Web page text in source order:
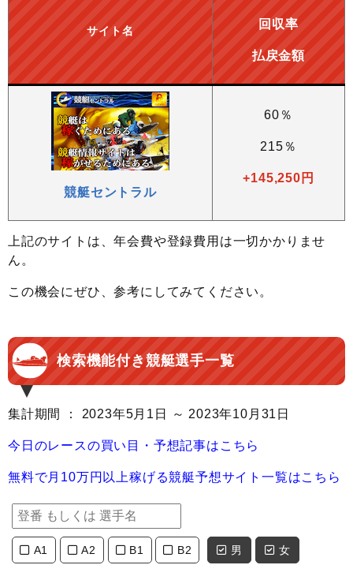
サイト名 回収率
払戻金額
競艇セントラル
60％
215％
+145,250円
上記のサイトは、年会費や登録費用は一切かかりませ
ん。
この機会にぜひ、参考にしてみてください。
検索機能付き競艇選手一覧
集計期間 ： 2023年5月1日 ～ 2023年10月31日
今日のレースの買い目・予想記事はこちら
無料で月10万円以上稼げる競艇予想サイト一覧はこちら
A1 A2 B1 B2 男 女